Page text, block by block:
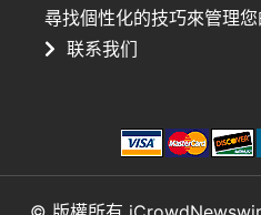
尋找個性化的技巧來管理您
联系我们